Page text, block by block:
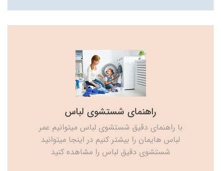
راهنمای شستشوی لباس
با راهنمای دقیق شستشوی لباس میتوانیم عمر
لباس هایمان را بیشتر کنیم در اینجا میتوانید
شستشوی دقیق لباس را مشاهده کنید